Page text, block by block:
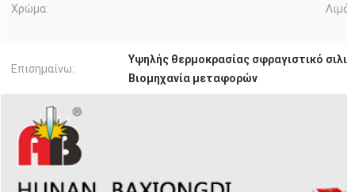
Χρώμα:
Επισημαίνω:
Υψηλής θερμοκρασίας σφραγιστικό
Βιομηχανία μεταφορών